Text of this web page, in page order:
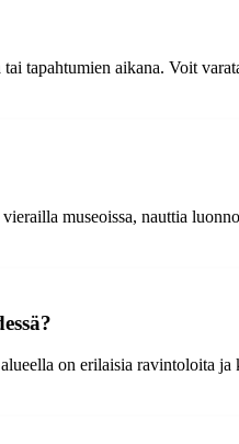
tapahtumien aikana. Voit
museoissa, nauttia
on erilaisia ravintoloita